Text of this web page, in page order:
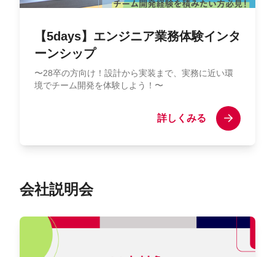
【5days】エンジニア業務体験インタ
ーンシップ
〜28卒の方向け！設計から実装まで、実務に近い環
境でチーム開発を体験しよう！〜
詳しくみる
会社説明会